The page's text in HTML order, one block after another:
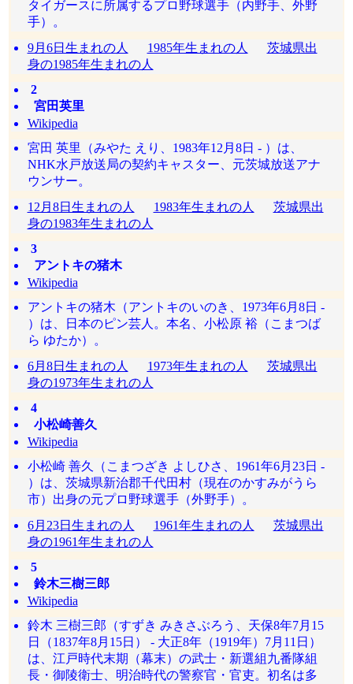
タイガースに所属するプロ野球選手（内野手、外野
手）。
9月6日生まれの人
1985年生まれの人
茨城県出
身の1985年生まれの人
2
宮田英里
Wikipedia
宮田 英里（みやた えり、1983年12月8日 - ）は、
NHK水戸放送局の契約キャスター、元茨城放送アナ
ウンサー。
12月8日生まれの人
1983年生まれの人
茨城県出
身の1983年生まれの人
3
アントキの猪木
Wikipedia
アントキの猪木（アントキのいのき、1973年6月8日 -
）は、日本のピン芸人。本名、小松原 裕（こまつば
ら ゆたか）。
6月8日生まれの人
1973年生まれの人
茨城県出
身の1973年生まれの人
4
小松崎善久
Wikipedia
小松崎 善久（こまつざき よしひさ、1961年6月23日 -
）は、茨城県新治郡千代田村（現在のかすみがうら
市）出身の元プロ野球選手（外野手）。
6月23日生まれの人
1961年生まれの人
茨城県出
身の1961年生まれの人
5
鈴木三樹三郎
Wikipedia
鈴木 三樹三郎（すずき みきさぶろう、天保8年7月15
日（1837年8月15日） - 大正8年（1919年）7月11日）
は、江戸時代末期（幕末）の武士・新選組九番隊組
長・御陵衛士、明治時代の警察官・官吏。初名は多